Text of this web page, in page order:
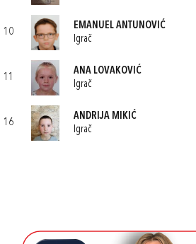
10
EMANUEL ANTUNOVIĆ
Igrač
11
ANA LOVAKOVIĆ
Igrač
16
ANDRIJA MIKIĆ
Igrač